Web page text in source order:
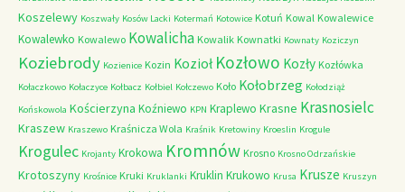
Koszelewy Koszwały Kosów Lacki Kotermań Kotowice Kotuń Kowal Kowalewice
Kowalewko Kowalewo Kowalicha Kowalik Kownatki Kownaty Koziczyn
Koziebrody Kozienice Kozin Kozioł Kozłowo Kozły Kozłówka
Kołaczkowo Kołaczyce Kołbacz Kołbiel Kołczewo Koło Kołobrzeg Kołodziąż
Końskowola Kościerzyna Koźniewo KPN Kraplewo Krasne Krasnosielc
Kraszew Kraszewo Kraśnicza Wola Kraśnik Kretowiny Kroeslin Krogule
Krogulec Krojanty Krokowa Kromnów Krosno Krosno Odrzańskie
Krotoszyny Krośnice Kruki Kruklanki Kruklin Krukowo Krusa Krusze Kruszyn